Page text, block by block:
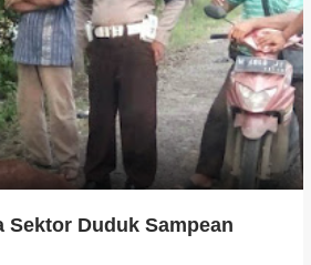
Sektor Duduk Sampean